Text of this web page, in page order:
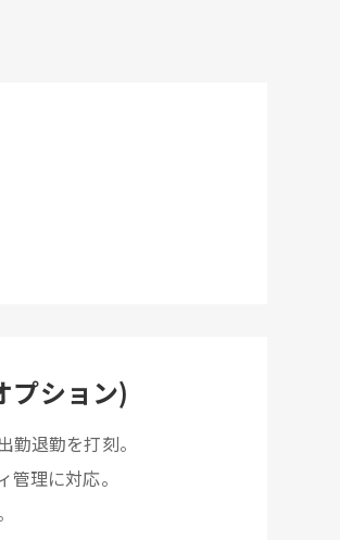
プション)
退勤を打刻。
理に対応。